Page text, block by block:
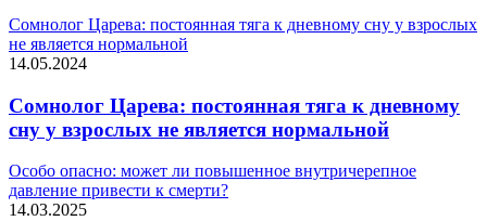
Сомнолог Царева: постоянная тяга к дневному сну у взрослых
не является нормальной
14.05.2024
Сомнолог Царева: постоянная тяга к дневному
сну у взрослых не является нормальной
Особо опасно: может ли повышенное внутричерепное
давление привести к смерти?
14.03.2025